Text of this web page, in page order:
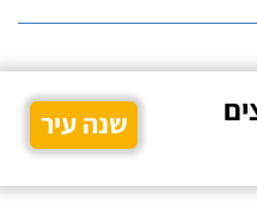
שנה עיר